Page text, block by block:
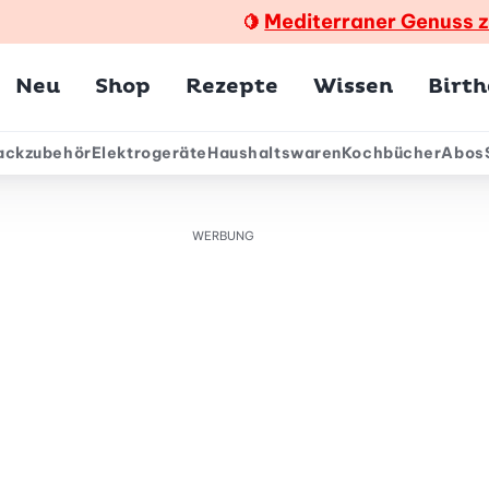
🍋 Mediterraner Genuss
Neu Shop Rezepte Wissen
ElektrogeräteHaushaltswarenKochbücherAbos
WERBUNG